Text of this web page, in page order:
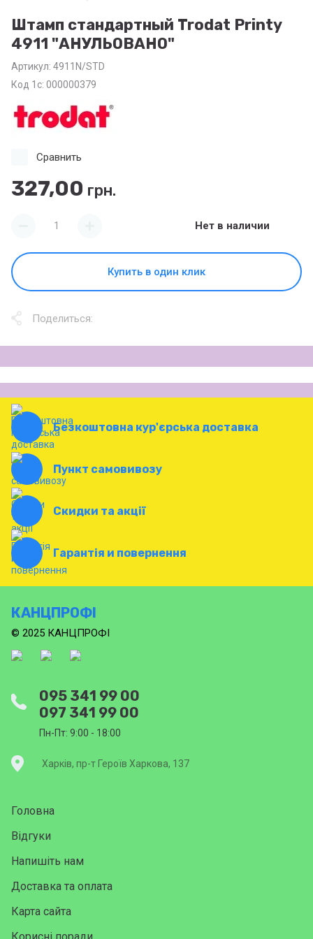
Штамп стандартный Trodat Printy
4911 "АНУЛЬОВАНО"
Артикул: 4911N/STD
Код 1с: 000000379
327,00 грн.
Сравнить
Нет в наличии
Купить в один клик
Поделиться:
Безкоштовна кур'єрська доставка
Пункт самовивозу
Скидки та акції
Гарантія и повернення
КАНЦПРОФІ
© 2025 КАНЦПРОФІ
095 341 99 00
097 341 99 00
Пн-Пт: 9:00 - 18:00
Харків, пр-т Героїв Харкова, 137
Головна
Відгуки
Напишіть нам
Доставка та оплата
Карта сайта